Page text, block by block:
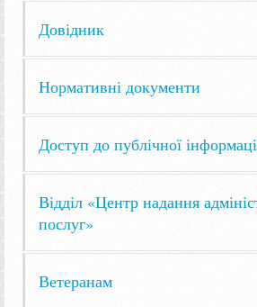
Довідник
Нормативні документи
Доступ до публічної
Відділ «Центр надання
послуг»
Ветеранам